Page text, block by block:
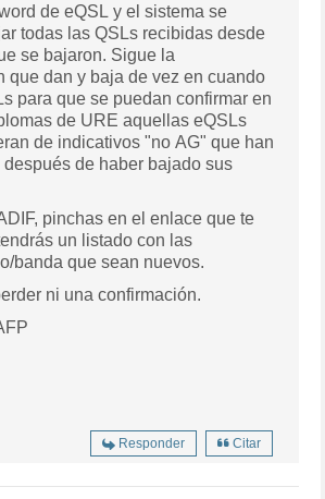
de eQSL y el sistema se
todas las QSLs recibidas desde
se bajaron. Sigue la
que dan y baja de vez en cuando
para que se puedan confirmar en
de URE aquellas eQSLs
de indicativos "no AG" que han
de haber bajado sus
pinchas en el enlace que te
un listado con las
banda que sean nuevos.
ni una confirmación.
Responder Citar